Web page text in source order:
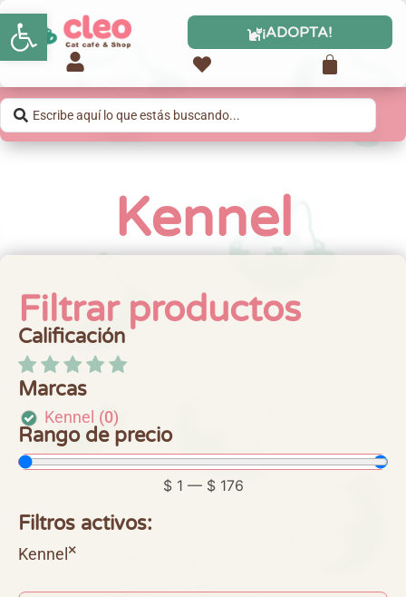
Abrir barra de herramientas ¡ADOPTA!
Kennel
Filtrar productos
Calificación
Marcas
Kennel (0)
Rango de precio
$ 1 — $ 176
Filtros activos:
Kennel ×